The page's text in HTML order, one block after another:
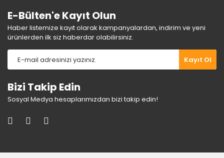
E-Bülten'e Kayıt Olun
Haber listemize kayıt olarak kampanyalardan, indirim ve yeni
ürünlerden ilk siz haberdar olabilirsiniz.
Kayıt Ol
Bizi Takip Edin
Sosyal Medya hesaplarımızdan bizi takip edin!